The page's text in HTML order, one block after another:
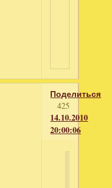
Поделиться
425
14.10.2010
20:00:06